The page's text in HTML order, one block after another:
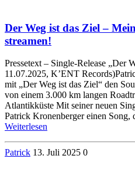
Der Weg ist das Ziel –
streamen!
Pressetext – Single-Release „Der
11.07.2025, K’ENT
mit „Der Weg ist das Ziel“ den
von einem 3.000 km langen
Atlantikküste Mit seiner neuen
Patrick Kronenberger einen
Weiterlesen
Patrick 13. Juli 2025 0